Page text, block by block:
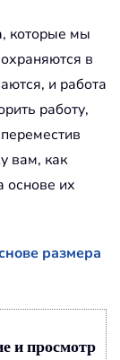
которые мы
в
и работа
работу,
вам, как
основе их
размера
и просмотр